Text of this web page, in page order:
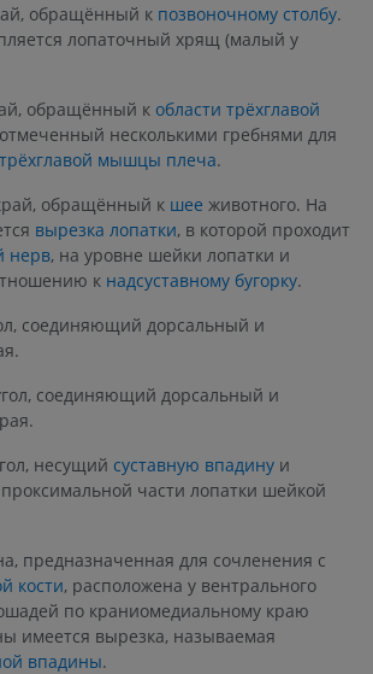
обращённый к позвоночному столбу.
лопаточный хрящ (малый у
обращённый к области трёхглавой
несколькими гребнями для
трёхглавой мышцы плеча.
обращённый к шее животного. На
вырезка лопатки, в которой проходит
нерв, на уровне шейки лопатки и
к надсуставному бугорку.
соединяющий дорсальный и
соединяющий дорсальный и
несущий суставную впадину и
части лопатки шейкой
предназначенная для сочленения с
кости, расположена у вентрального
по краниомедиальному краю
имеется вырезка, называемая
впадины.